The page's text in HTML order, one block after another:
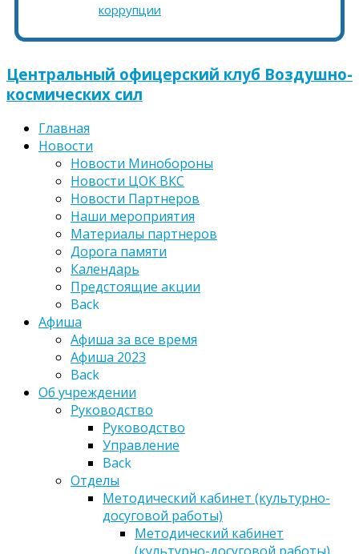
коррупции
Центральный офицерский клуб Воздушно-
космических сил
Главная
Новости
Новости Минобороны
Новости ЦОК ВКС
Новости Партнеров
Наши мероприятия
Материалы партнеров
Дорога памяти
Календарь
Предстоящие акции
Back
Афиша
Афиша за все время
Афиша 2023
Back
Об учреждении
Руководство
Руководство
Управление
Back
Отделы
Методический кабинет (культурно-
досуговой работы)
Методический кабинет